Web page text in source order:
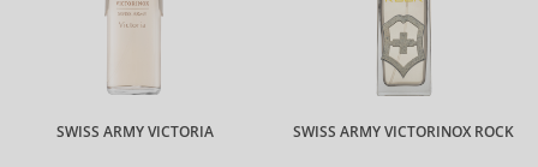
SWISS ARMY VICTORIA SWISS ARMY VICTORINOX ROCK